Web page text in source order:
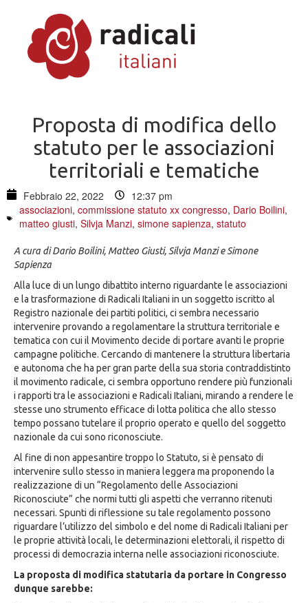
Proposta di modifica dello
statuto per le associazioni
territoriali e tematiche
Febbraio 22, 2022
12:37 pm
associazioni, commissione statuto xx congresso, Dario Boilini,
matteo giusti, Silvja Manzi, simone sapienza, statuto
A cura di Dario Boilini, Matteo Giusti, Silvja Manzi e Simone
Sapienza
Alla luce di un lungo dibattito interno riguardante le associazioni
e la trasformazione di Radicali Italiani in un soggetto iscritto al
Registro nazionale dei partiti politici, ci sembra necessario
intervenire provando a regolamentare la struttura territoriale e
tematica con cui il Movimento decide di portare avanti le proprie
campagne politiche. Cercando di mantenere la struttura libertaria
e autonoma che ha per gran parte della sua storia contraddistinto
il movimento radicale, ci sembra opportuno rendere più funzionali
i rapporti tra le associazioni e Radicali Italiani, mirando a rendere le
stesse uno strumento efficace di lotta politica che allo stesso
tempo possano tutelare il proprio operato e quello del soggetto
nazionale da cui sono riconosciute.
Al fine di non appesantire troppo lo Statuto, si è pensato di
intervenire sullo stesso in maniera leggera ma proponendo la
realizzazione di un “Regolamento delle Associazioni
Riconosciute” che normi tutti gli aspetti che verranno ritenuti
necessari. Spunti di riflessione su tale regolamento possono
riguardare l’utilizzo del simbolo e del nome di Radicali Italiani per
le proprie attività locali, le determinazioni elettorali, il rispetto di
processi di democrazia interna nelle associazioni riconosciute.
La proposta di modifica statutaria da portare in Congresso
dunque sarebbe: